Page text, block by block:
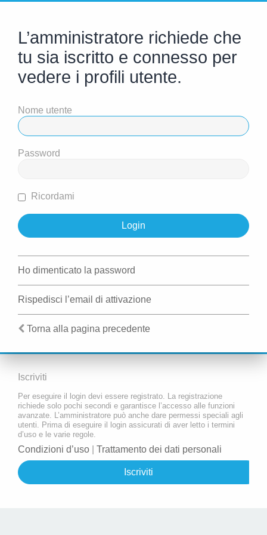
L’amministratore richiede che
tu sia iscritto e connesso per
vedere i profili utente.
Nome utente
Password
Ricordami
Ho dimenticato la password
Rispedisci l’email di attivazione
Torna alla pagina precedente
Iscriviti
Per eseguire il login devi essere registrato. La registrazione
richiede solo pochi secondi e garantisce l’accesso alle funzioni
avanzate. L’amministratore può anche dare permessi speciali agli
utenti. Prima di eseguire il login assicurati di aver letto i termini
d’uso e le varie regole.
Condizioni d’uso Trattamento dei dati personali
Iscriviti